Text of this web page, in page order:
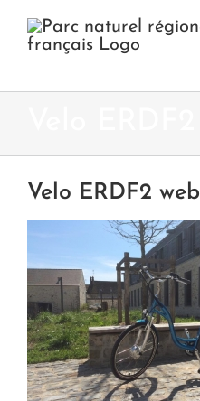
contenu
Velo ERDF2 web